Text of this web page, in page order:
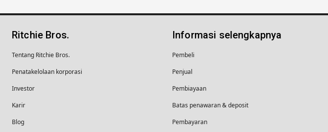
Ritchie Bros.
Tentang Ritchie Bros.
Penatakelolaan korporasi
Investor
Karir
Blog
Informasi selengkapnya
Pembeli
Penjual
Pembiayaan
Batas penawaran & deposit
Pembayaran